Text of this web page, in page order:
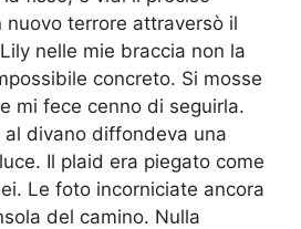
nuovo terrore attraversò il
nelle mie braccia non la
concreto. Si mosse
mi fece cenno di seguirla.
divano diffondeva una
Il plaid era piegato come
Le foto incorniciate ancora
del camino. Nulla